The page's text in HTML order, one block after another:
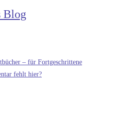
Blog
– für Fortgeschrittene
fehlt hier?